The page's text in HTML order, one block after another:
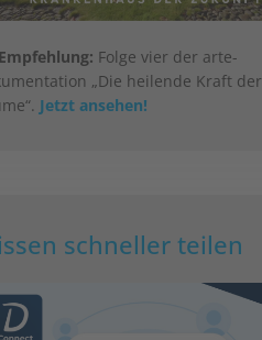
Folge vier der arte-
„Die heilende Kraft der
Jetzt ansehen!
schneller teilen